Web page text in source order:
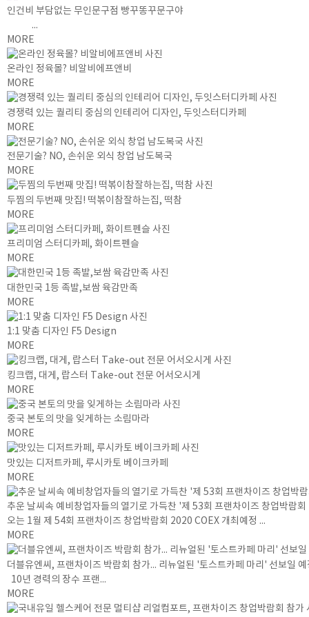
인건비 부담없는 무인문구점 빵꾸똥꾸문구야
...
MORE
온라인 정육몰? 비알비에프앤비
MORE
경쟁력 있는 퀄리티 중심의 인테리어 디자인, 두잇스터디카페
MORE
전문기술? NO, 손쉬운 외식 창업 남도복국
MORE
두찜의 두번째 맛집! 떡볶이참잘하는집, 떡참
MORE
프리미엄 스터디카페, 화이트펜슬
MORE
대한민국 1등 족발,보쌈 육감만족
MORE
1:1 맞춤 디자인 F5 Design
MORE
킹크랩, 대게, 랍스터 Take-out 전문 어서오시게
MORE
중국 본토의 맛을 잊게하는 소림마라
MORE
맛있는 디저트카페, 루시카토 베이크카페
MORE
추운 날씨속 예비창업자들의 열기로 가득찬 '제 53회 프랜차이즈 창업박람
오는 1월 제 54회 프랜차이즈 창업박람회 2020 COEX 개최예정 ...
MORE
더블유엔씨, 프랜차이즈 박람회 참가... 리뉴얼된 '토스트카페 마리' 선보일 예
10년 경력의 장수 프랜...
MORE